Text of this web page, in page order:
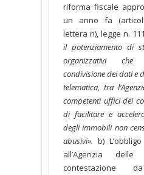
riforma fiscale
un anno fa
lettera n), legge n.
il potenziamento di
organizzativi
condivisione dei dati e
telematica, tra
competenti uffici dei
di facilitare e
degli immobili non
abusivi». b)
all’Agenzia
contestazione